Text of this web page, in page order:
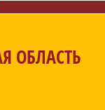
ОБЛАСТЬ